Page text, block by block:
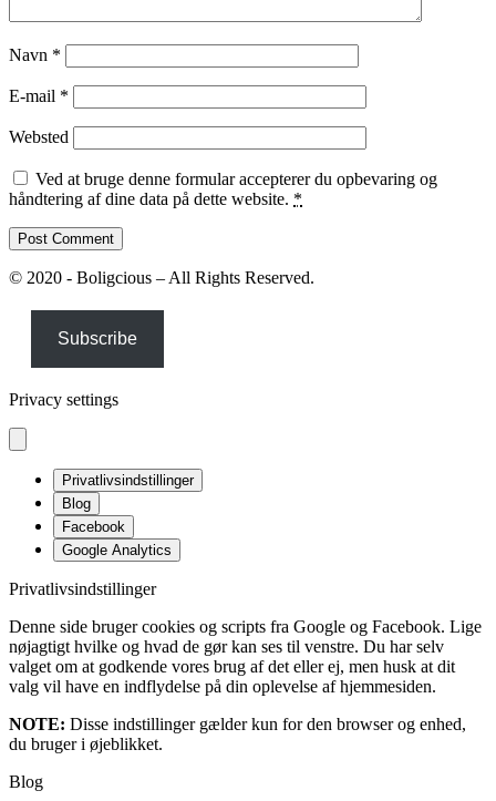
Navn *
E-mail *
Websted
Ved at bruge denne formular accepterer du opbevaring og
håndtering af dine data på dette website. *
© 2020 - Boligcious – All Rights Reserved.
Subscribe
Privacy settings
Privatlivsindstillinger
Blog
Facebook
Google Analytics
Privatlivsindstillinger
Denne side bruger cookies og scripts fra Google og Facebook. Lige
nøjagtigt hvilke og hvad de gør kan ses til venstre. Du har selv
valget om at godkende vores brug af det eller ej, men husk at dit
valg vil have en indflydelse på din oplevelse af hjemmesiden.
NOTE: Disse indstillinger gælder kun for den browser og enhed,
du bruger i øjeblikket.
Blog